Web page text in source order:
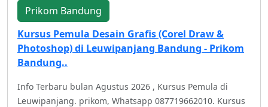
Prikom Bandung
Kursus Pemula Desain Grafis (Corel Draw &
Photoshop) di Leuwipanjang Bandung - Prikom
Bandung..
Info Terbaru bulan Agustus 2026 , Kursus Pemula di
Leuwipanjang. prikom, Whatsapp 087719662010. Kursus